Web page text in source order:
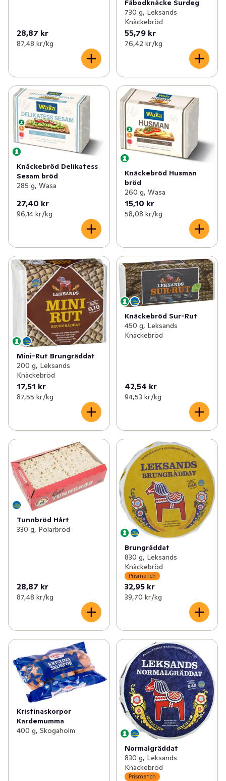
28,87 kr
87,48 kr /kg
Fäbodknäcke Surdeg
730 g, Leksands
Knäckebröd
55,79 kr
76,42 kr /kg
Knäckebröd Delikatess
Sesam bröd
285 g, Wasa
27,40 kr
96,14 kr /kg
Knäckebröd Husman
bröd
260 g, Wasa
15,10 kr
58,08 kr /kg
Mini-Rut Brungräddat
200 g, Leksands
Knäckebröd
17,51 kr
87,55 kr /kg
Knäckebröd Sur-Rut
450 g, Leksands
Knäckebröd
42,54 kr
94,53 kr /kg
Tunnbröd Hårt
330 g, Polarbröd
28,87 kr
87,48 kr /kg
Brungräddat
830 g, Leksands
Knäckebröd
Prismatch
32,95 kr
39,70 kr /kg
Kristinaskorpor
Kardemumma
400 g, Skogaholm
Normalgräddat
830 g, Leksands
Knäckebröd
Prismatch